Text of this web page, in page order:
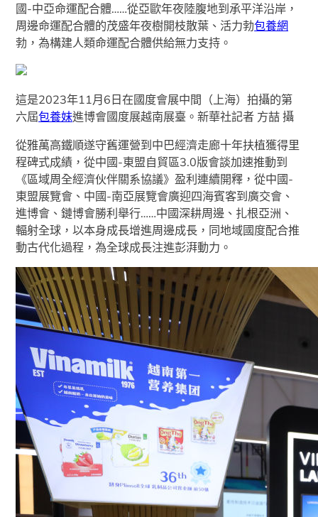
國-中亞命運配合體……從亞歐年夜陸腹地到承平洋沿岸，
周邊命運配合體的茂盛年夜樹開枝散葉、活力勃包養網
勃，為構建人類命運配合體供給無力支持。
這是2023年11月6日在國度會展中間（上海）拍攝的第
六屆包養妹進博會國度展越南展臺。新華社記者 方喆 攝
從雅萬高鐵順遂守舊運營到中巴經濟走廊十年扶植獲得里
程碑式成績，從中國-東盟自貿區3.0版會談加速推動到
《區域周全經濟伙伴關系協議》盈利連續開釋，從中國-
東盟展覽會、中國-南亞展覽會廣迎四海賓客到廣交會、
進博會、鏈博會勝利舉行……中國深耕周邊、扎根亞洲、
輻射全球，以本身成長增進周邊成長，同地域國度配合推
動古代化過程，為全球成長注進彭湃動力。